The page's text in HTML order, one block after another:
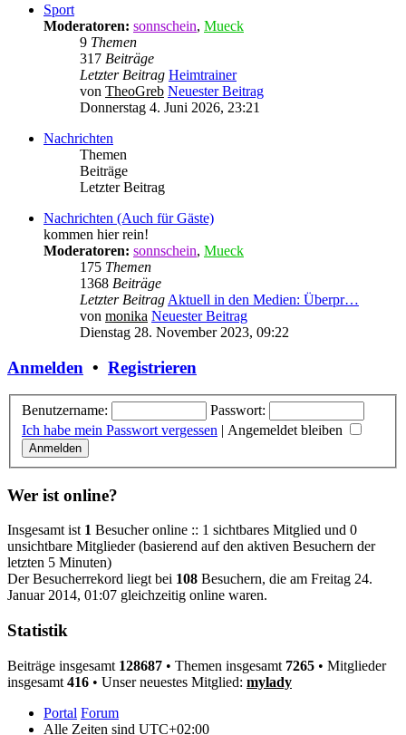
Sport
Moderatoren: sonnschein, Mueck
9 Themen
317 Beiträge
Letzter Beitrag Heimtrainer
von TheoGreb Neuester Beitrag
Donnerstag 4. Juni 2026, 23:21
Nachrichten
Themen
Beiträge
Letzter Beitrag
Nachrichten (Auch für Gäste)
kommen hier rein!
Moderatoren: sonnschein, Mueck
175 Themen
1368 Beiträge
Letzter Beitrag Aktuell in den Medien: Überpr…
von monika Neuester Beitrag
Dienstag 28. November 2023, 09:22
Anmelden • Registrieren
Benutzername:
Passwort:
Ich habe mein Passwort vergessen | Angemeldet bleiben
Wer ist online?
Insgesamt ist 1 Besucher online :: 1 sichtbares Mitglied und 0
unsichtbare Mitglieder (basierend auf den aktiven Besuchern der
letzten 5 Minuten)
Der Besucherrekord liegt bei 108 Besuchern, die am Freitag 24.
Januar 2014, 01:07 gleichzeitig online waren.
Statistik
Beiträge insgesamt 128687 • Themen insgesamt 7265 • Mitglieder
insgesamt 416 • Unser neuestes Mitglied: mylady
Portal Forum
Alle Zeiten sind UTC+02:00